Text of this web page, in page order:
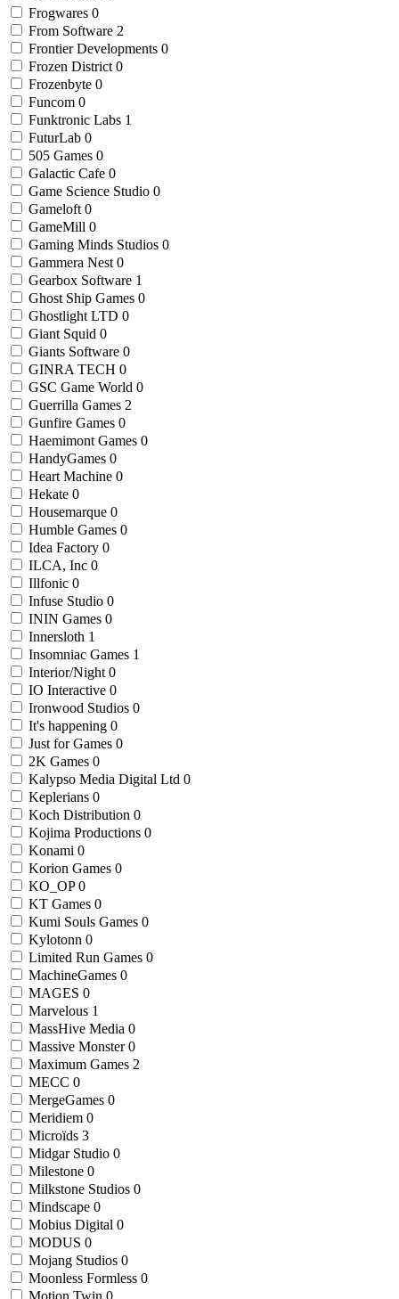
Frogwares 0
From Software 2
Frontier Developments 0
Frozen District 0
Frozenbyte 0
Funcom 0
Funktronic Labs 1
FuturLab 0
505 Games 0
Galactic Cafe 0
Game Science Studio 0
Gameloft 0
GameMill 0
Gaming Minds Studios 0
Gammera Nest 0
Gearbox Software 1
Ghost Ship Games 0
Ghostlight LTD 0
Giant Squid 0
Giants Software 0
GINRA TECH 0
GSC Game World 0
Guerrilla Games 2
Gunfire Games 0
Haemimont Games 0
HandyGames 0
Heart Machine 0
Hekate 0
Housemarque 0
Humble Games 0
Idea Factory 0
ILCA, Inc 0
Illfonic 0
Infuse Studio 0
ININ Games 0
Innersloth 1
Insomniac Games 1
Interior/Night 0
IO Interactive 0
Ironwood Studios 0
It's happening 0
Just for Games 0
2K Games 0
Kalypso Media Digital Ltd 0
Keplerians 0
Koch Distribution 0
Kojima Productions 0
Konami 0
Korion Games 0
KO_OP 0
KT Games 0
Kumi Souls Games 0
Kylotonn 0
Limited Run Games 0
MachineGames 0
MAGES 0
Marvelous 1
MassHive Media 0
Massive Monster 0
Maximum Games 2
MECC 0
MergeGames 0
Meridiem 0
Microïds 3
Midgar Studio 0
Milestone 0
Milkstone Studios 0
Mindscape 0
Mobius Digital 0
MODUS 0
Mojang Studios 0
Moonless Formless 0
Motion Twin 0